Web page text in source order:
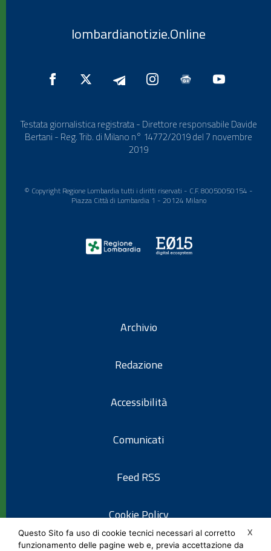
lombardianotizie.Online
Testata giornalistica registrata - Direttore responsabile Davide
Bertani - Reg. Trib. di Milano n° 14772/2019 del 7 novembre
2019
© Copyright Regione Lombardia tutti i diritti riservati - C.F. 80050050154 -
Piazza Città di Lombardia 1 - 20124 Milano
Archivio
Redazione
Accessibilità
Comunicati
Feed RSS
Cookie Policy
X
Questo Sito fa uso di cookie tecnici necessari al corretto
funzionamento delle pagine web e, previa accettazione da